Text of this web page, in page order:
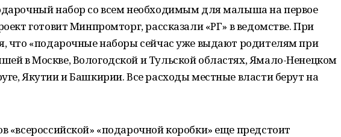
набор со всем необходимым для малыша на первое
готовит Минпромторг, рассказали «РГ» в ведомстве. При
что «подарочные наборы сейчас уже выдают родителям при
в Москве, Вологодской и Тульской областях, Ямало-Ненецком
Якутии и Башкирии. Все расходы местные власти берут на
«всероссийской» «подарочной коробки» еще предстоит